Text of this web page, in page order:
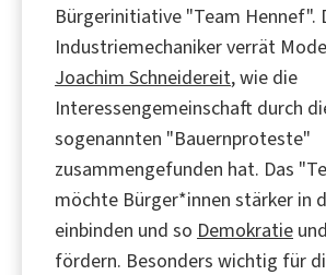
Bürgerinitiative "Team Hennef".
Industriemechaniker verrät
Joachim Schneidereit, wie die
Interessengemeinschaft durch
sogenannten "Bauernproteste"
zusammengefunden hat. Das
möchte Bürger*innen stärker in
einbinden und so Demokratie und
fördern. Besonders wichtig für